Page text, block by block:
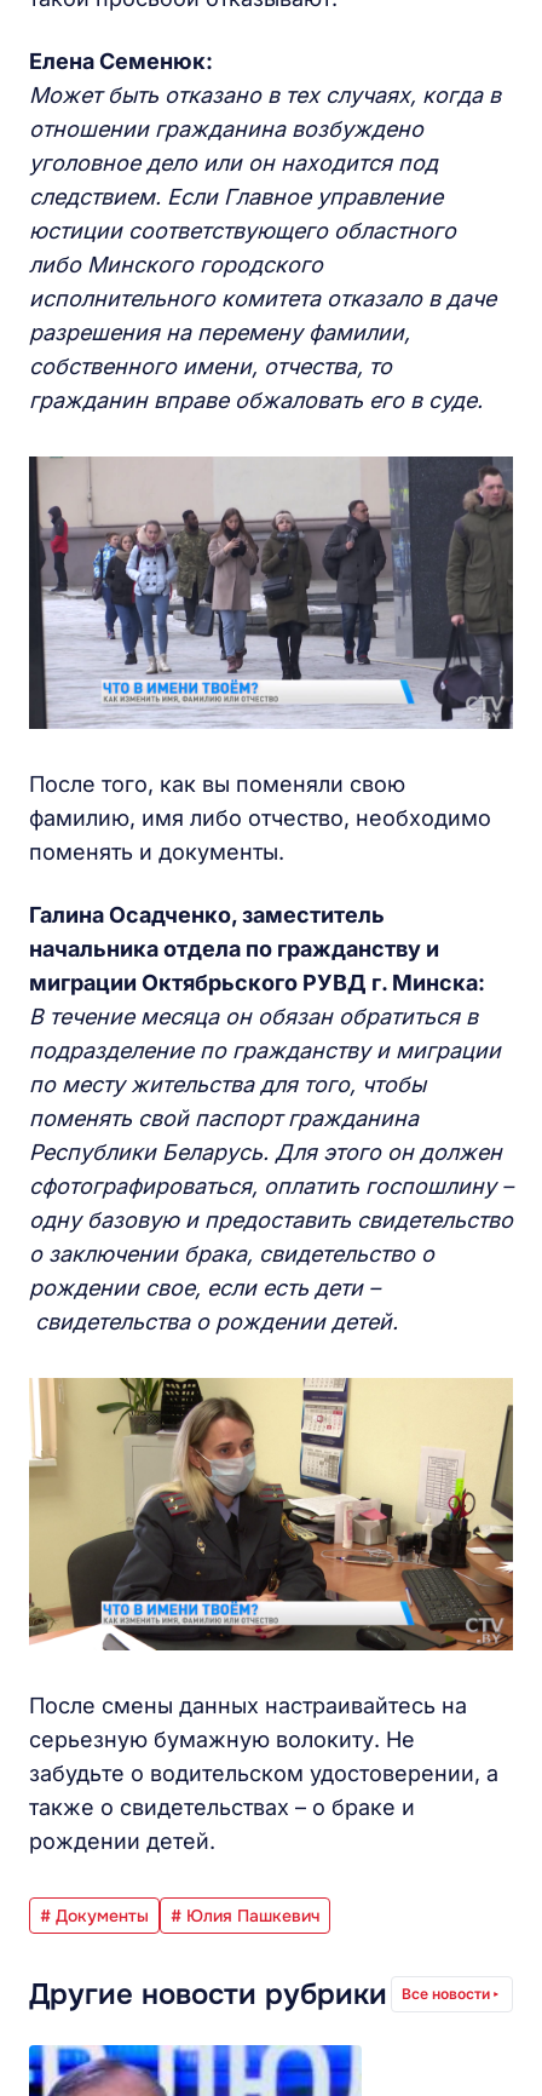
Елена Семенюк:
Может быть отказано в тех случаях, когда в
отношении гражданина возбуждено
уголовное дело или он находится под
следствием. Если Главное управление
юстиции соответствующего областного
либо Минского городского
исполнительного комитета отказало в даче
разрешения на перемену фамилии,
собственного имени, отчества, то
гражданин вправе обжаловать его в суде.
После того, как вы поменяли свою
фамилию, имя либо отчество, необходимо
поменять и документы.
Галина Осадченко, заместитель
начальника отдела по гражданству и
миграции Октябрьского РУВД г. Минска:
В течение месяца он обязан обратиться в
подразделение по гражданству и миграции
по месту жительства для того, чтобы
поменять свой паспорт гражданина
Республики Беларусь. Для этого он должен
сфотографироваться, оплатить госпошлину –
одну базовую и предоставить свидетельство
о заключении брака, свидетельство о
рождении свое, если есть дети –
свидетельства о рождении детей.
После смены данных настраивайтесь на
серьезную бумажную волокиту. Не
забудьте о водительском удостоверении, а
также о свидетельствах – о браке и
рождении детей.
# Документы # Юлия Пашкевич
Другие новости рубрики Все новости